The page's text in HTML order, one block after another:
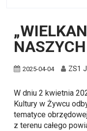
2025-04-04 ZS1
W dniu 2 kwietnia
Kultury w Żywcu
tematyce
z terenu całego